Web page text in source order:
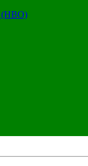
(НВО)